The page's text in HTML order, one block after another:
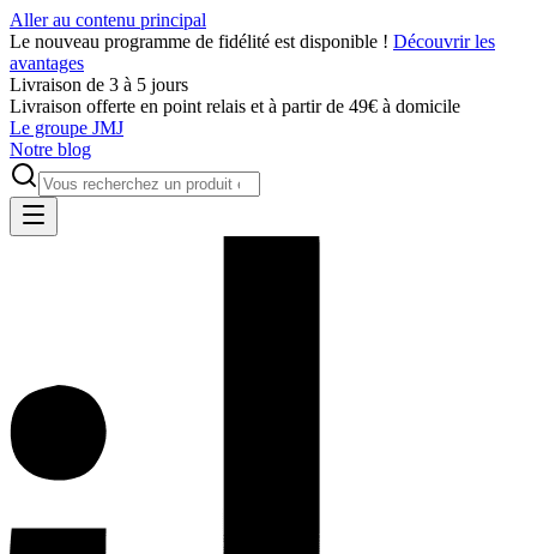
Aller au contenu principal
Le nouveau programme de fidélité est disponible ! Découvrir les
avantages
Livraison de 3 à 5 jours
Livraison offerte en point relais et à partir de 49€ à domicile
Le groupe JMJ
Notre blog